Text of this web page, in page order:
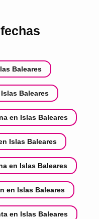
Baleares
Baleares
en Islas Baleares
Islas Baleares
en Islas Baleares
en Islas Baleares
en Islas Baleares